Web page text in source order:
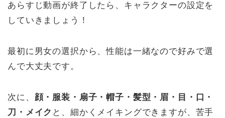
あらすじ動画が終了したら、キャラクターの設定を
していきましょう！
最初に男女の選択から、性能は一緒なので好みで選
んで大丈夫です。
次に、 顔・服装・扇子・帽子・髪型・眉・目・口・
刀・メイク と、細かくメイキングできますが、苦手